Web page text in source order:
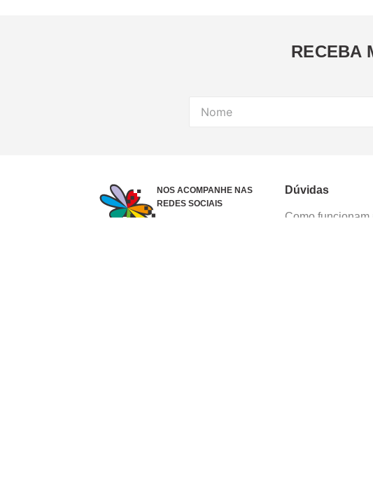
RECEBA
NOS ACOMPANHE NAS
REDES SOCIAIS
Dúvidas
Como funcionam